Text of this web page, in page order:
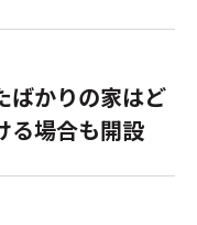
ばかりの家はど
る場合も開設